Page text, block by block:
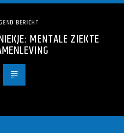
BERICHT
MENTALE ZIEKTE